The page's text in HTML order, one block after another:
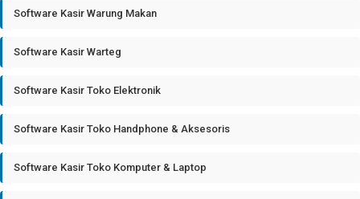
Software Kasir Warung Makan
Software Kasir Warteg
Software Kasir Toko Elektronik
Software Kasir Toko Handphone & Aksesoris
Software Kasir Toko Komputer & Laptop